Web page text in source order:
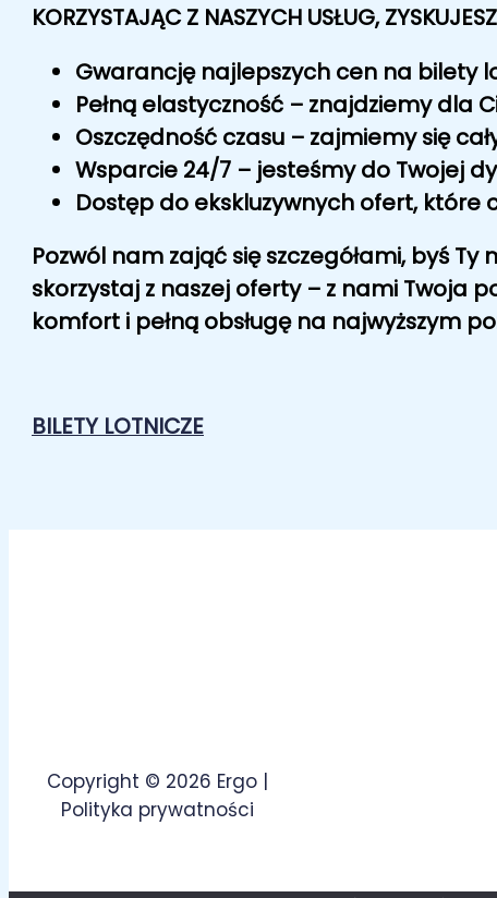
KORZYSTAJĄC Z NASZYCH USŁUG,
Gwarancję najlepszych cen na bilety
Pełną elastyczność – znajdziemy dla
Oszczędność czasu – zajmiemy się
Wsparcie 24/7 – jesteśmy do Twojej
Dostęp do ekskluzywnych ofert, które
Pozwól nam zająć się szczegółami, byś
skorzystaj z naszej oferty – z nami Twoja
komfort i pełną obsługęna najwyższym
BILETY LOTNICZE
Copyright © 2026 Ergo |
Polityka prywatności